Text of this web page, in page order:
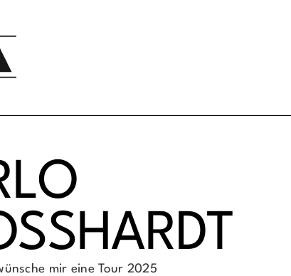
mir eine Tour 2025